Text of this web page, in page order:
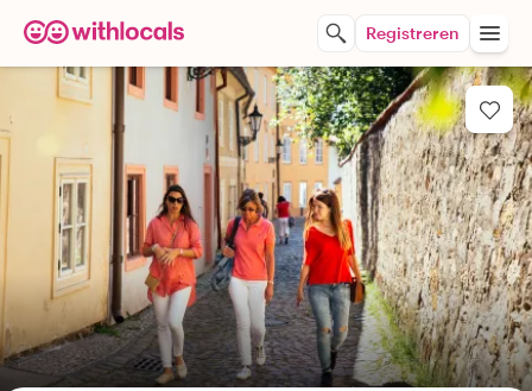
Registreren